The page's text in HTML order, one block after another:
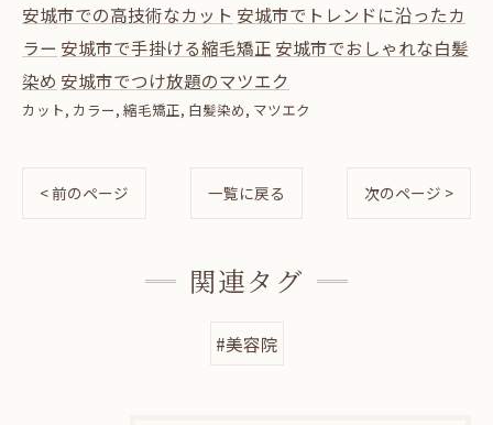
安城市での高技術なカット 安城市でトレンドに沿ったカ
ラー 安城市で手掛ける縮毛矯正 安城市でおしゃれな白髪
染め 安城市でつけ放題のマツエク
カット カラー 縮毛矯正 白髪染め マツエク
< 前のページ 一覧に戻る 次のページ >
関連タグ
#美容院